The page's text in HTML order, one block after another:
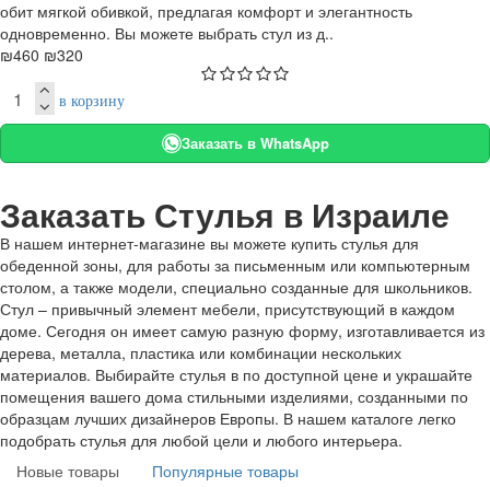
Заказать Стулья в Израиле
В нашем интернет-магазине вы можете купить стулья для
обеденной зоны, для работы за письменным или компьютерным
столом, а также модели, специально созданные для школьников.
Стул – привычный элемент мебели, присутствующий в каждом
доме. Сегодня он имеет самую разную форму, изготавливается из
дерева, металла, пластика или комбинации нескольких
материалов. Выбирайте стулья в по доступной цене и украшайте
помещения вашего дома стильными изделиями, созданными по
образцам лучших дизайнеров Европы. В нашем каталоге легко
подобрать стулья для любой цели и любого интерьера.
обит мягкой обивкой, предлагая комфорт и элегантность
одновременно. Вы можете выбрать стул из д..
₪460 ₪320
в корзину
Заказать в WhatsApp
Новые товары Популярные товары